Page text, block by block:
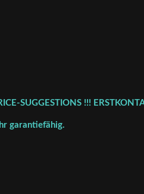
SUGGESTIONS !!!
garantiefähig.